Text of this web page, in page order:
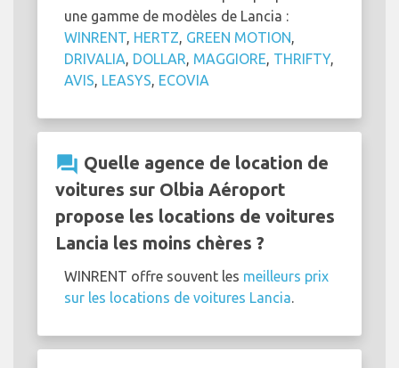
une gamme de modèles de Lancia :
WINRENT, HERTZ, GREEN MOTION,
DRIVALIA, DOLLAR, MAGGIORE, THRIFTY,
AVIS, LEASYS, ECOVIA
question_answer Quelle agence de location de
voitures sur Olbia Aéroport
propose les locations de voitures
Lancia les moins chères ?
WINRENT offre souvent les meilleurs prix
sur les locations de voitures Lancia.